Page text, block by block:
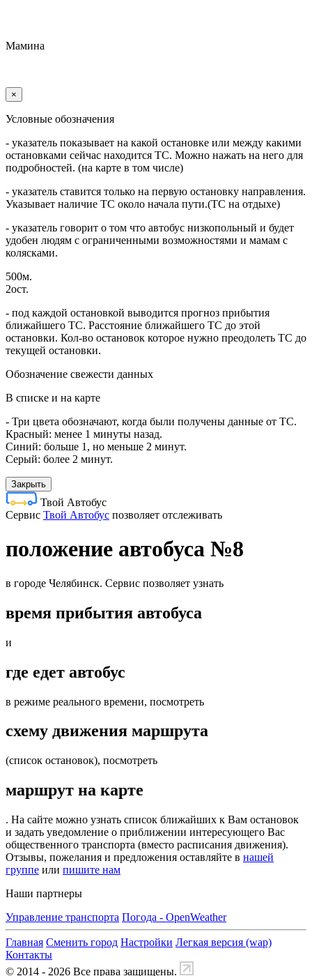
Мамина
×
Условные обозначения
- указатель показывает на какой остановке или между какими
остановками сейчас находится ТС. Можно нажать на него для
подробностей. (на карте в том числе)
- указатель ставится только на первую остановку направления.
Указывает наличие ТС около начала пути.(ТС на отдыхе)
- указатель говорит о том что автобус низкопольный и будет
удобен людям с ограниченными возможностями и мамам с
колясками.
500м.
2ост.
- под каждой остановкой выводится прогноз прибытия
ближайшего ТС. Расстояние ближайшего ТС до этой
остановки. Кол-во остановок которое нужно преодолеть ТС до
текущей остановки.
Обозначение свежести данных
В списке и на карте
- Три цвета обозначают, когда были получены данные от ТС.
Красный: менее 1 минуты назад.
Синий: больше 1, но меньше 2 минут.
Серый: более 2 минут.
Закрыть
Твой Автобус
Cервис Твой Автобус позволяет отслеживать
положение автобуса №8
в городе Челябинск. Сервис позволяет узнать
время прибытия автобуса
и
где едет автобус
в режиме реального времени, посмотреть
схему движения маршрута
(список остановок), посмотреть
маршрут на карте
. На сайте можно узнать список ближайших к Вам остановок
и задать уведомление о приближении интересующего Вас
общественного транспорта (вместо расписания движения).
Отзывы, пожелания и предложения оставляйте в нашей
группе или пишите нам
Наши партнеры
Управление транспорта Погода - OpenWeather
Главная Сменить город Настройки Легкая версия (wap)
Контакты
© 2014 - 2026 Все права защищены.